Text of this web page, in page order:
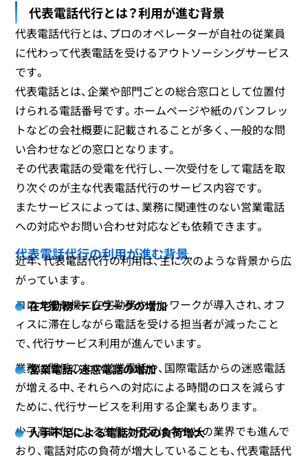
代表電話代行とは？利用が進む背景
代表電話代行とは、プロのオペレーターが自社の従業員
に代わって代表電話を受けるアウトソーシングサービス
です。
代表電話とは、企業や部門ごとの総合窓口として位置付
けられる電話番号です。ホームページや紙のパンフレッ
トなどの会社概要に記載されることが多く、一般的な問
い合わせなどの窓口となります。
その代表電話の受電を代行し、一次受付をして電話を取
り次ぐのが主な代表電話代行のサービス内容です。
またサービスによっては、業務に関連性のない営業電話
への対応やお問い合わせ対応なども依頼できます。
代表電話代行の利用が進む背景
近年、代表電話代行の利用は、主に次のような背景から広
がっています。
在宅勤務・テレワークの増加
コロナ禍を機に在宅勤務やテレワークが導入され、オフ
ィスに滞在しながら電話を受ける担当者が減ったこと
で、代行サービス利用が進んでいます。
営業電話、迷惑電話の増加
業務に関係のない営業電話や、国際電話からの迷惑電話
が増える中、それらへの対応による時間のロスを減らす
ために、代行サービスを利用する企業もあります。
人手不足による電話対応の負荷増大
少子高齢化による労働力不足は今やどの業界でも進んで
おり、電話対応の負荷が増大していることも、代表電話代